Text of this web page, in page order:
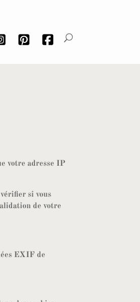
votre adresse IP
si vous
de votre
EXIF de